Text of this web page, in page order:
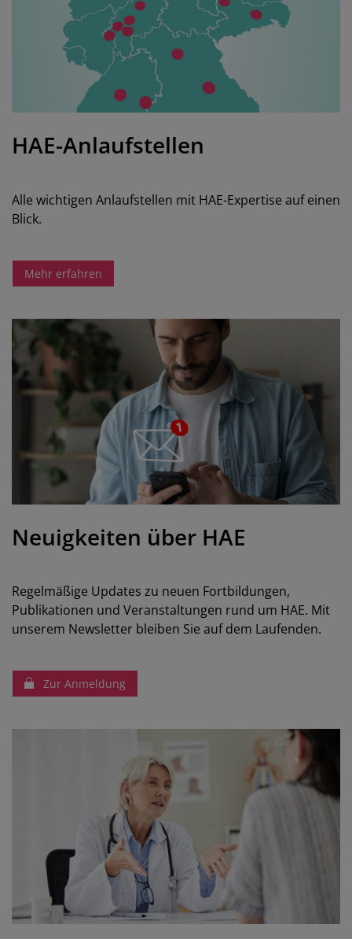
HAE-Anlaufstellen
Alle wichtigen Anlaufstellen mit HAE-Expertise auf einen
Blick.
Mehr erfahren
Neuigkeiten über HAE
Regelmäßige Updates zu neuen Fortbildungen,
Publikationen und Veranstaltungen rund um HAE. Mit
unserem Newsletter bleiben Sie auf dem Laufenden.
Zur Anmeldung